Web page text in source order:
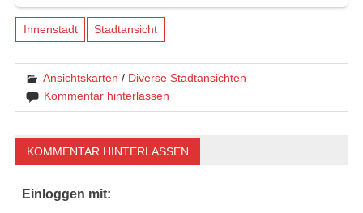
Innenstadt Stadtansicht
Ansichtskarten / Diverse Stadtansichten
Kommentar hinterlassen
KOMMENTAR HINTERLASSEN
Einloggen mit: